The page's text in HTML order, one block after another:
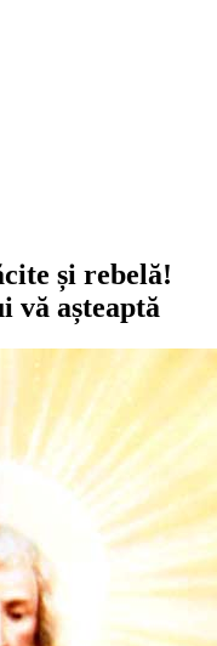
și rebelă!
vă așteaptă